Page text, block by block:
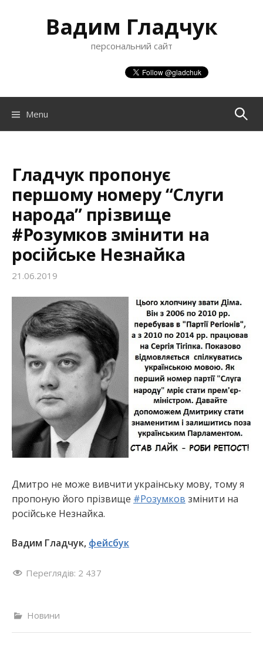
c
Вадим Гладчук
персональний сайт
Menu П
Гладчук пропонує
першому номеру “Слуги
народа” прізвище
#Розумков змiнити на
росiйське Незнайка
21.06.2019
Дмитро не може вивчити украiнську мову, тому я
пропоную його прізвище #Розумков змiнити на
росiйське Незнайка.
Вадим Гладчук, фейсбук
Переглядів: 2 437
Новини